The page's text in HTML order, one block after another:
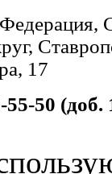
17
55-50 (доб.